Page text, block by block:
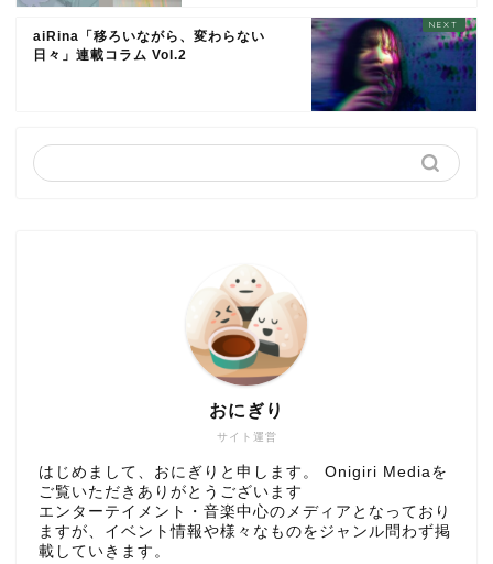
aiRina「移ろいながら、変わらない
日々」連載コラム Vol.2
サイト運営
おにぎり
はじめまして、おにぎりと申します。 Onigiri Mediaを
ご覧いただきありがとうございます
エンターテイメント・音楽中心のメディアとなっており
ますが、イベント情報や様々なものをジャンル問わず掲
載していきます。